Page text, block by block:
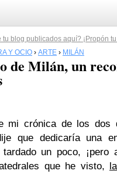
tu blog publicados aquí? ¡Propón
Y OCIO › ARTE › MILÁN
de Milán, un
mi crónica de los dos
que dedicaría una
tardado un poco, ¡pero
que he visto,